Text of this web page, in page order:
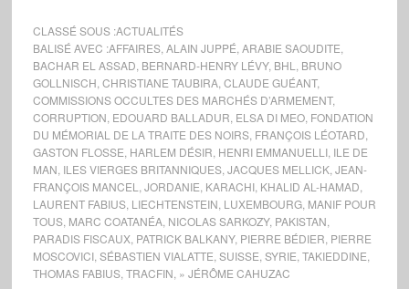
CLASSÉ SOUS :ACTUALITÉS
BALISÉ AVEC :AFFAIRES, ALAIN JUPPÉ ARABIE SAOUDITE
BACHAR EL ASSAD BERNARD-HENRY LÉVY, BHL
BRUNO
GOLLNISCH CHRISTIANE TAUBIRA, CLAUDE GUÉANT,
COMMISSIONS OCCULTES DES MARCHÉS D’ARMEMENT,
CORRUPTION EDOUARD BALLADUR ELSA DI MEO, FONDATION
DU MÉMORIAL DE LA TRAITE DES NOIRS, FRANÇOIS LÉOTARD
GASTON FLOSSE HARLEM DÉSIR HENRI EMMANUELLI, ILE DE
MAN ILES VIERGES BRITANNIQUES, JACQUES MELLICK, JEAN-
FRANÇOIS MANCEL
JORDANIE KARACHI, KHALID AL-HAMAD
LAURENT FABIUS, LIECHTENSTEIN LUXEMBOURG, MANIF POUR
TOUS, MARC COATANÉA, NICOLAS SARKOZY, PAKISTAN
PARADIS FISCAUX, PATRICK BALKANY, PIERRE BÉDIER PIERRE
MOSCOVICI, SÉBASTIEN VIALATTE SUISSE SYRIE TAKIEDDINE
THOMAS FABIUS, TRACFIN » JÉRÔME CAHUZAC